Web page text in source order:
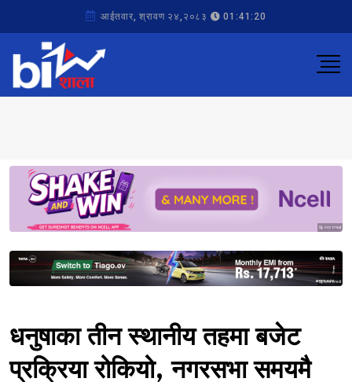
आईतवार, श्रावण २४,२०८३ 01:41:20
Sponsored
Sponsored
धनुषाका तीन स्थानीय तहमा बजेट
प्रक्रिया रोकियो, नगरसभा समयमै